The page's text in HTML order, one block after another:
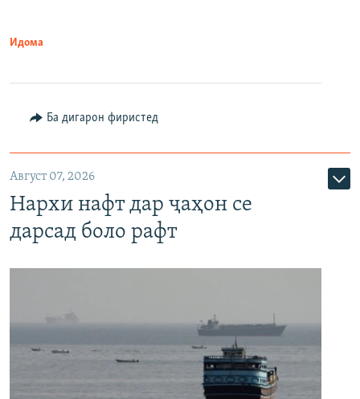
Идома
Ба дигарон фиристед
Август 07, 2026
Нархи нафт дар ҷаҳон се
дарсад боло рафт